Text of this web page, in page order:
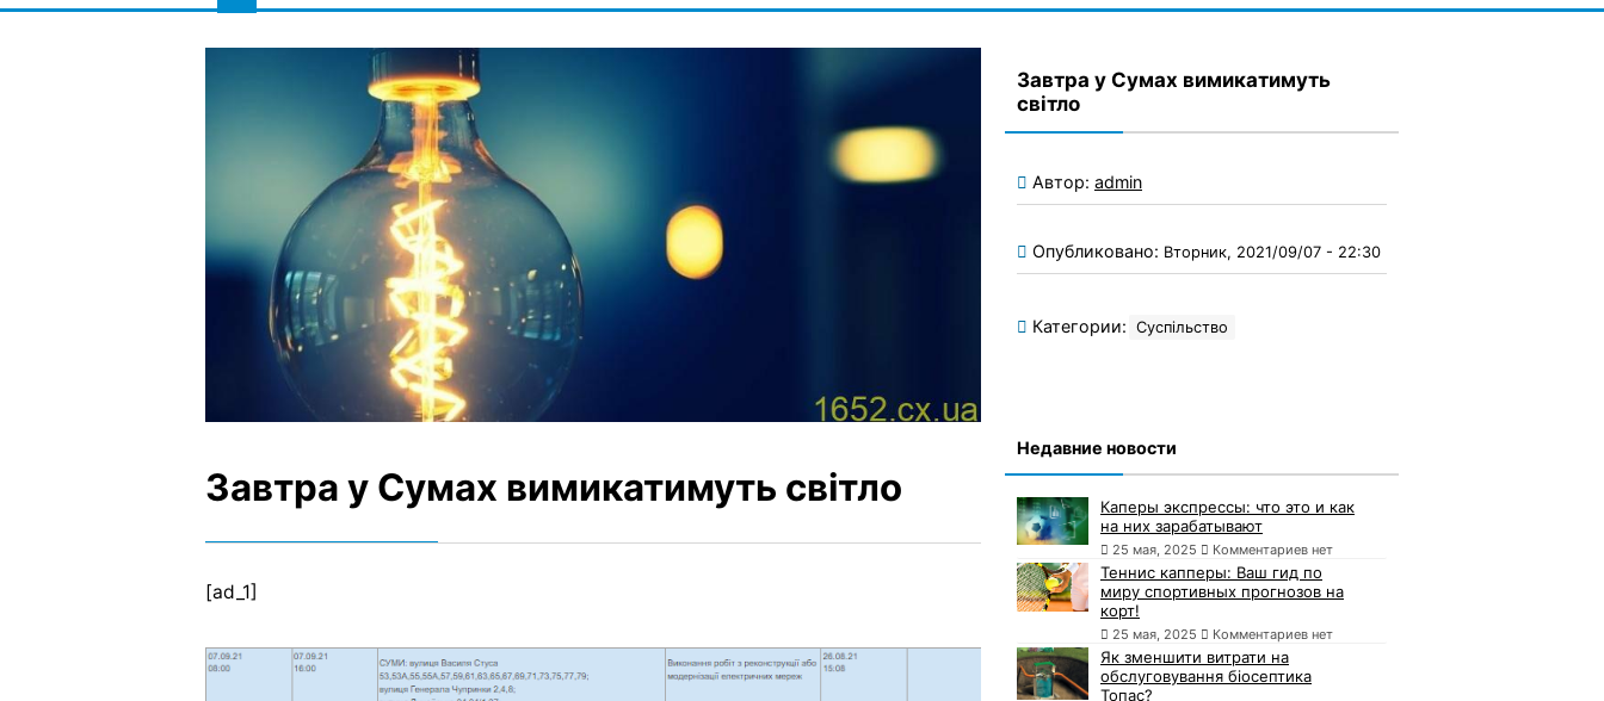
Завтра у Сумах вимикатимуть світло
[ad_1]
Завтра у Сумах вимикатимуть
світло
Автор: admin
Опубликовано: Вторник, 2021/09/07 - 22:30
Категории: Суспільство
Недавние новости
Каперы экспрессы: что это и как
на них зарабатывают
25 мая, 2025 Комментариев нет
Теннис капперы: Ваш гид по
миру спортивных прогнозов на
корт!
25 мая, 2025 Комментариев нет
Як зменшити витрати на
обслуговування біосептика
Топас?